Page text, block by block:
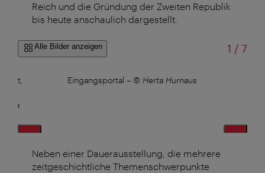
Reich und die Gründung der Zweiten Republik
bis heute anschaulich dargestellt.
Alle Bilder anzeigen 1 /von
7
Eingangsportal – © Herta Hurnaus
Neben einer Dauerausstellung, die mehrere
zeitgeschichtliche Themenschwerpunkte